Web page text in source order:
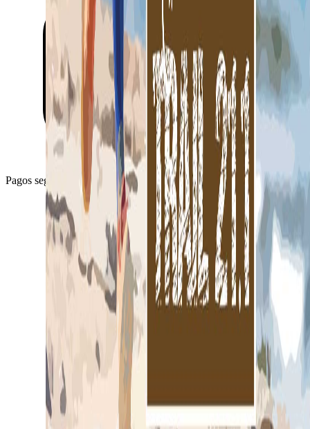
Pagos seguros con Stripe